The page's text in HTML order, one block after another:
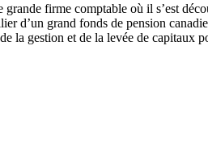
grande firme comptable où il s’est
d’un grand fonds de pension
la gestion et de la levée de